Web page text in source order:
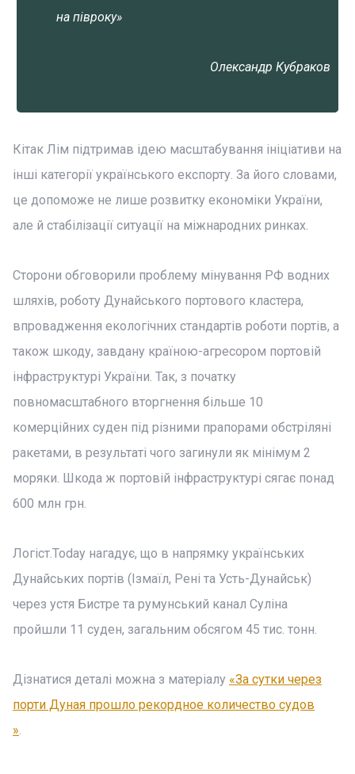
на півроку»
Олександр Кубраков
Кітак Лім підтримав ідею масштабування ініціативи на
інші категорії українського експорту. За його словами,
це допоможе не лише розвитку економіки України,
але й стабілізації ситуації на міжнародних ринках.
Сторони обговорили проблему мінування РФ водних
шляхів, роботу Дунайського портового кластера,
впровадження екологічних стандартів роботи портів, а
також шкоду, завдану країною-агресором портовій
інфраструктурі України. Так, з початку
повномасштабного вторгнення більше 10
комерційних суден під різними прапорами обстріляні
ракетами, в результаті чого загинули як мінімум 2
моряки. Шкода ж портовій інфраструктурі сягає понад
600 млн грн.
Логіст.Today нагадує, що в напрямку українських
Дунайських портів (Ізмаїл, Рені та Усть-Дунайськ)
через устя Бистре та румунський канал Суліна
пройшли 11 суден, загальним обсягом 45 тис. тонн.
Дізнатися деталі можна з матеріалу «За сутки через
порти Дуная прошло рекордное количество судов
».